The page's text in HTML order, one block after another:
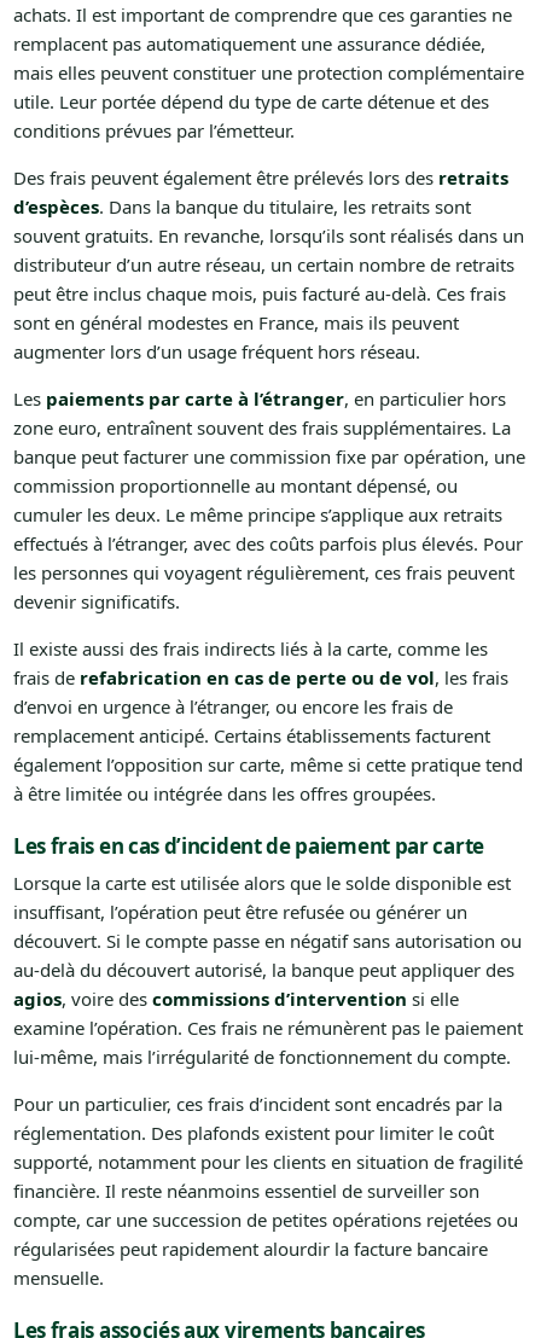
achats. Il est important de comprendre que ces garanties ne
remplacent pas automatiquement une assurance dédiée,
mais elles peuvent constituer une protection complémentaire
utile. Leur portée dépend du type de carte détenue et des
conditions prévues par l’émetteur.
Des frais peuvent également être prélevés lors des retraits
d’espèces. Dans la banque du titulaire, les retraits sont
souvent gratuits. En revanche, lorsqu’ils sont réalisés dans un
distributeur d’un autre réseau, un certain nombre de retraits
peut être inclus chaque mois, puis facturé au-delà. Ces frais
sont en général modestes en France, mais ils peuvent
augmenter lors d’un usage fréquent hors réseau.
Les paiements par carte à l’étranger, en particulier hors
zone euro, entraînent souvent des frais supplémentaires. La
banque peut facturer une commission fixe par opération, une
commission proportionnelle au montant dépensé, ou
cumuler les deux. Le même principe s’applique aux retraits
effectués à l’étranger, avec des coûts parfois plus élevés. Pour
les personnes qui voyagent régulièrement, ces frais peuvent
devenir significatifs.
Il existe aussi des frais indirects liés à la carte, comme les
frais de refabrication en cas de perte ou de vol, les frais
d’envoi en urgence à l’étranger, ou encore les frais de
remplacement anticipé. Certains établissements facturent
également l’opposition sur carte, même si cette pratique tend
à être limitée ou intégrée dans les offres groupées.
Les frais en cas d’incident de paiement par carte
Lorsque la carte est utilisée alors que le solde disponible est
insuffisant, l’opération peut être refusée ou générer un
découvert. Si le compte passe en négatif sans autorisation ou
au-delà du découvert autorisé, la banque peut appliquer des
agios, voire des commissions d’intervention si elle
examine l’opération. Ces frais ne rémunèrent pas le paiement
lui-même, mais l’irrégularité de fonctionnement du compte.
Pour un particulier, ces frais d’incident sont encadrés par la
réglementation. Des plafonds existent pour limiter le coût
supporté, notamment pour les clients en situation de fragilité
financière. Il reste néanmoins essentiel de surveiller son
compte, car une succession de petites opérations rejetées ou
régularisées peut rapidement alourdir la facture bancaire
mensuelle.
Les frais associés aux virements bancaires